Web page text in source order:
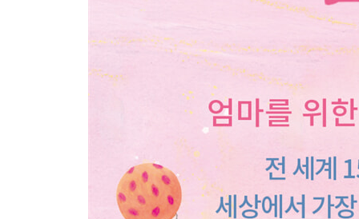
추억과 역사에 대하여 193
가치와 소망에 대하여 206
나에 관한 이야기 226